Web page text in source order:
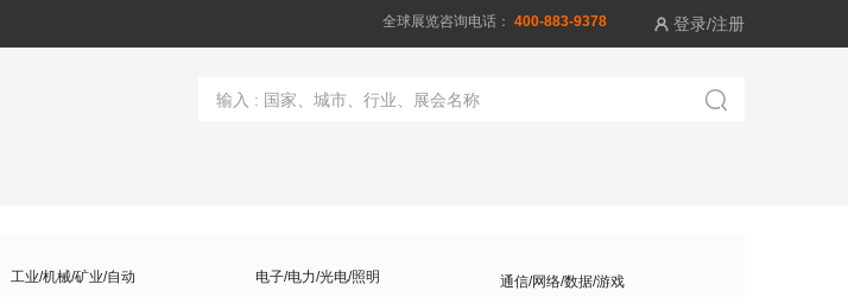
全球展览咨询电话： 400-883-9378  登录/注册

工业/机械/矿业/自动 电子/电力/光电/照明
通信/网络/数据/游戏